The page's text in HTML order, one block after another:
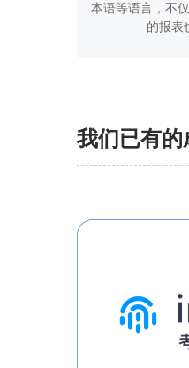
本语等语言，不
的报表
我们已有的